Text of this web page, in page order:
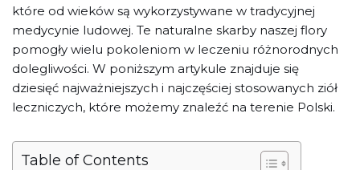
które od wieków są wykorzystywane w tradycyjnej
medycynie ludowej. Te naturalne skarby naszej flory
pomogły wielu pokoleniom w leczeniu różnorodnych
dolegliwości. W poniższym artykule znajduje się
dziesięć najważniejszych i najczęściej stosowanych ziół
leczniczych, które możemy znaleźć na terenie Polski.
Table of Contents